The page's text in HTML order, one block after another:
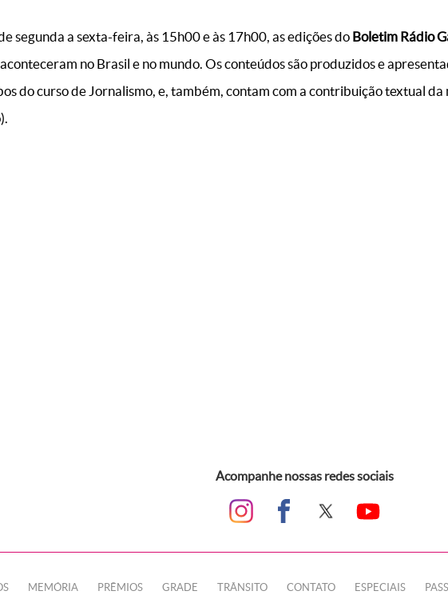
segunda a sexta-feira, às 15h00 e às 17h00, as edições do Boletim Rádio
no Brasil e no mundo. Os conteúdos são produzidos e
do curso de Jornalismo, e, também, contam com a contribuição textual
Acompanhe nossas redes sociais
MEMÓRIA PRÊMIOS GRADE TRÂNSITO CONTATO ESPECIAIS